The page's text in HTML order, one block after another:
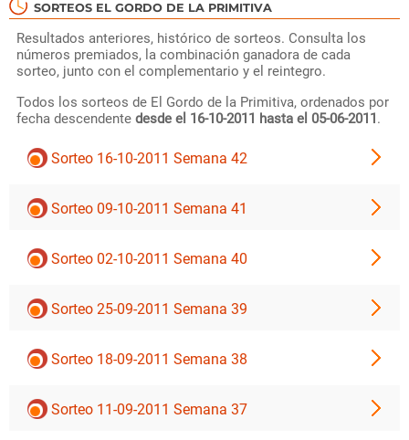
SORTEOS EL GORDO DE LA PRIMITIVA
Resultados anteriores, histórico de sorteos. Consulta los
números premiados, la combinación ganadora de cada
sorteo, junto con el complementario y el reintegro.
Todos los sorteos de El Gordo de la Primitiva, ordenados por
fecha descendente desde el 16-10-2011 hasta el 05-06-2011.
Sorteo 16-10-2011 Semana 42
Sorteo 09-10-2011 Semana 41
Sorteo 02-10-2011 Semana 40
Sorteo 25-09-2011 Semana 39
Sorteo 18-09-2011 Semana 38
Sorteo 11-09-2011 Semana 37